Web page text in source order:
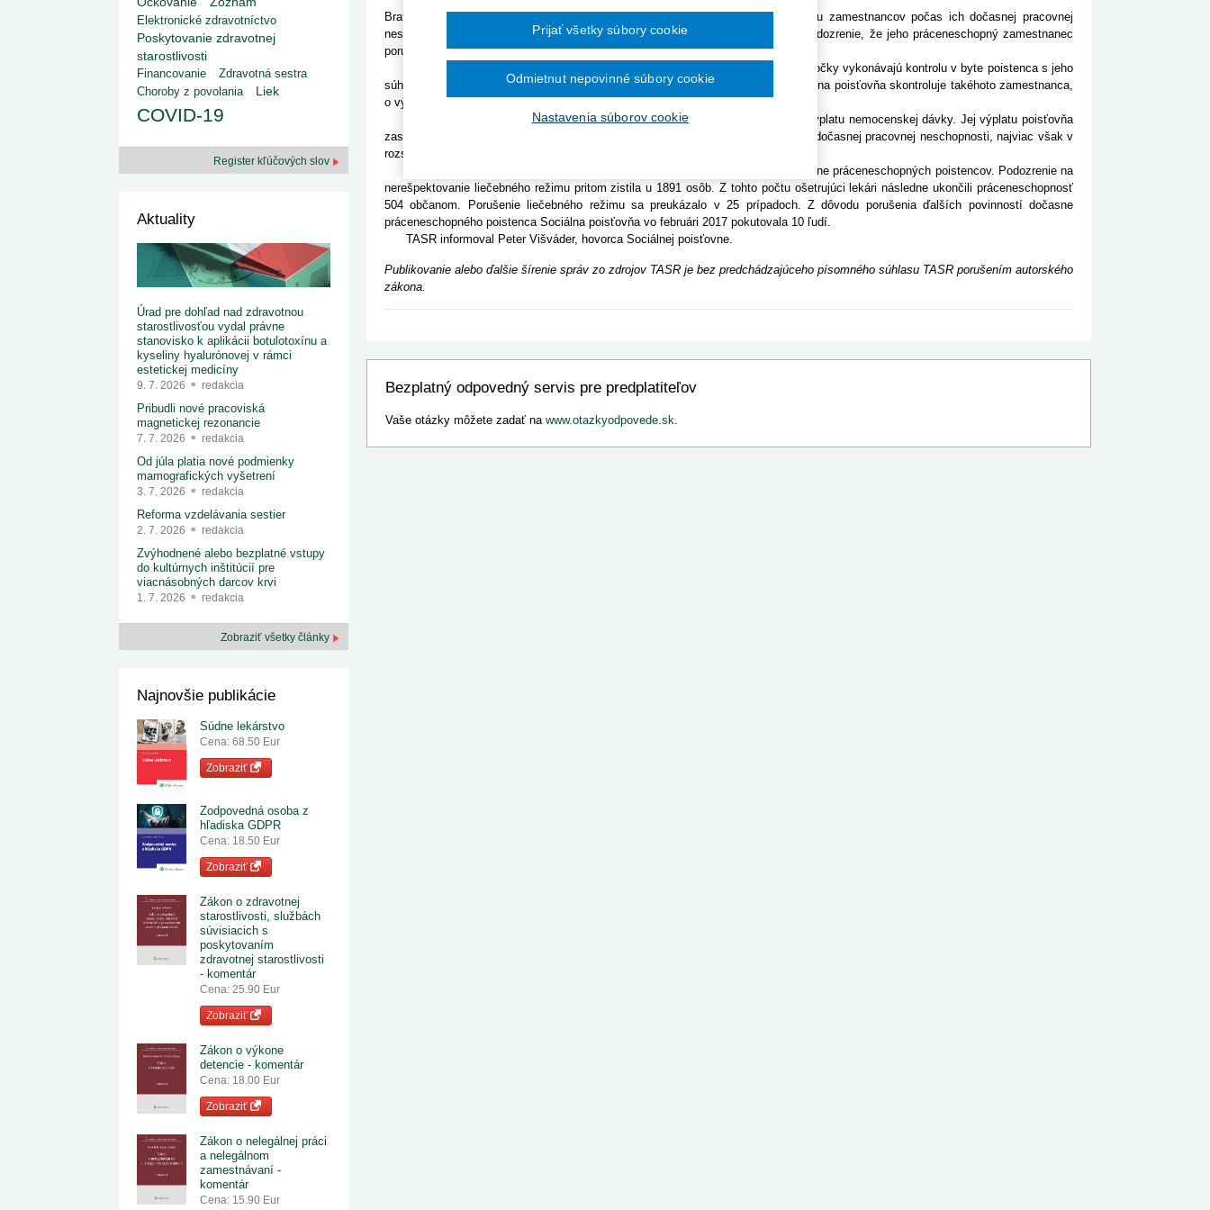
1. 7. 2026
redakcia
Ministerstvo zdravotníctva zverejnilo aktualizovaný
zoznam kategori...
29. 6. 2026
Rezort zdravotníctva zverejnil zoznam
kategorizovaných špeciálnych ...
Výzva na podporu dostupnosti zdravotnej
22. 6. 2026
redakcia
2015
2012
implementáciu nových elektronických služieb v elektronickej zdravotnej
Ročník 2013
Ročník 2012
Ročník 2010
Ročník 2026
Bratislava 5. apríla (TASR) - Podnet na kontrolu dodržiavania liečebného režimu zamestnancov počas ich dočasnej pracovnej
neschopnosti môže dať Sociálnej poisťovni (SP) aj ich zamestnávateľ. Ak má podozrenie, že jeho práceneschopný zamestnanec
porušuje liečebný režim, môže požiadať poisťovňu o vykonanie takejto kontroly.
Podnet možno zaslať pobočke alebo ústrediu SP. Zamestnanci príslušnej pobočky vykonávajú kontrolu v byte poistenca s jeho
súhlasom, alebo na mieste, kde je predpoklad, že sa poistenec zdržuje. Ak Sociálna poisťovňa skontroluje takéhoto zamestnanca,
o výsledku kontroly následne informuje zamestnávateľa.
Ak poisťovňa zistí porušenie liečebného režimu, poistenec stráca nárok na výplatu nemocenskej dávky. Jej výplatu poisťovňa
zastaví odo dňa porušenia liečebného režimu určeného lekárom až do skončenia dočasnej pracovnej neschopnosti, najviac však v
rozsahu 30 dní odo dňa porušenia liečebného režimu určeného lekárom.
SP vo februári 2017 skontrolovala dodržiavanie liečebného režimu 8237 dočasne práceneschopných poistencov. Podozrenie na
nerešpektovanie liečebného režimu pritom zistila u 1891 osôb. Z tohto počtu ošetrujúci lekári následne ukončili práceneschopnosť
504 občanom. Porušenie liečebného režimu sa preukázalo v 25 prípadoch. Z dôvodu porušenia ďalších povinností dočasne
práceneschopného poistenca Sociálna poisťovňa vo februári 2017 pokutovala 10 ľudí.
TASR informoval Peter Višváder, hovorca Sociálnej poisťovne.
Publikovanie alebo ďalšie šírenie správ zo zdrojov TASR je bez predchádzajúceho písomného súhlasu TASR porušením autorského
zákona.
Bezplatný odpovedný servis pre predplatiteľov
Vaše otázky môžete zadať na www.otazkyodpovede.sk.
Elektronické zdravotníctvo
Poskytovanie zdravotnej
starostlivosti
Financovanie
Zdravotná sestra
Choroby z povolania
Liek
COVID-19
Register kľúčových slov
Aktuality
Úrad pre dohľad nad zdravotnou
starostlivosťou vydal právne
stanovisko k aplikácii botulotoxínu a
kyseliny hyalurónovej v rámci
estetickej medicíny
9. 7. 2026 redakcia
Pribudli nové pracoviská
magnetickej rezonancie
7. 7. 2026 redakcia
Od júla platia nové podmienky
mamografických vyšetrení
3. 7. 2026 redakcia
Reforma vzdelávania sestier
2. 7. 2026 redakcia
Zvýhodnené alebo bezplatné vstupy
do kultúrnych inštitúcií pre
viacnásobných darcov krvi
1. 7. 2026 redakcia
Zobraziť všetky články
Najnovšie publikácie
Súdne lekárstvo
Cena: 68.50 Eur
Zobraziť
Zodpovedná osoba z
hľadiska GDPR
Cena: 18.50 Eur
Zobraziť
Zákon o zdravotnej
starostlivosti, službách
súvisiacich s
poskytovaním
zdravotnej starostlivosti
- komentár
Cena: 25.90 Eur
Zobraziť
Zákon o výkone
detencie - komentár
Cena: 18.00 Eur
Zobraziť
Zákon o nelegálnej práci
a nelegálnom
zamestnávaní -
komentár
Cena: 15.90 Eur
Nastavenia súborov cookie
Odmietnut nepovinné súbory cookie
Prijať všetky súbory cookie